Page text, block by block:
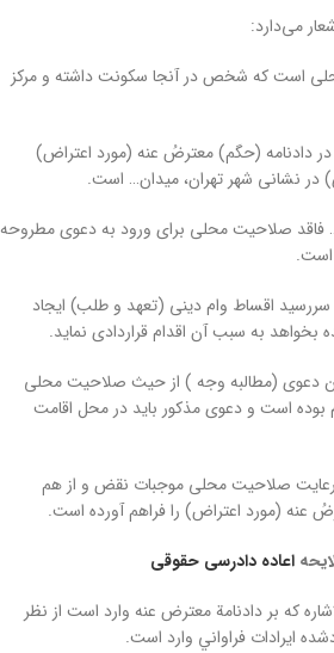
است که شخص در آنجا سکونت داشته و مرکز
دادنامه (حگم) معترضُ عنه (مورد اعتراض)
در نشانی شهر تهران، میدان… است.
فاقد صلاحیت محلی برای ورود به دعوی مطروحه
است.
سررسید اقساط وام دینی (تعهد و طلب) ایجاد
به سبب آن اقدام قراردادی نماید.
این دعوی (مطالبه وجه ) از حیث صلاحیت محلی
است و دعوی مذکور باید در محل اقامت
صلاحیت محلی موجبات نقض و از هم
عنه (مورد اعتراض) را فراهم آورده است.
اعاده دادرسی حقوقی
که بر دادنامة معترض عنه وارد است از نظر
ايرادات فراواني وارد است.